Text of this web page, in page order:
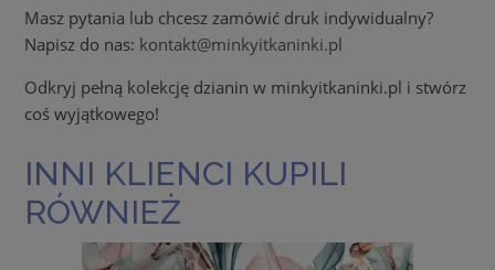
Masz pytania lub chcesz zamówić druk indywidualny?
Napisz do nas: kontakt@minkyitkaninki.pl
Odkryj pełną kolekcję dzianin w minkyitkaninki.pl i stwórz
coś wyjątkowego!
INNI KLIENCI KUPILI
RÓWNIEŻ